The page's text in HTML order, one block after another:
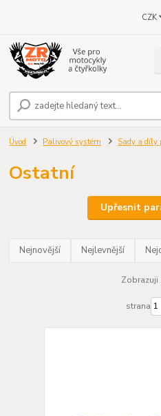
CZK
Úvod Palivový systém Sady a díly
Ostatní
Upřesnit
Nejnovější Nejlevnější
Zobrazuji
strana